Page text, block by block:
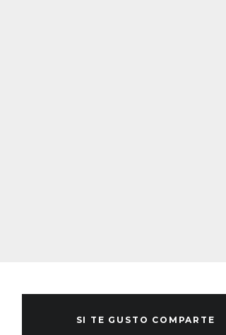
SI TE GUSTO COMPARTE